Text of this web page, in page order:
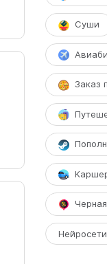
Суши
Заказ
Нейросети